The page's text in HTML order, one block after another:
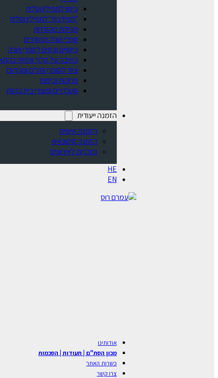
כיסוי לתפילין וטלית
"תפידנית" לתפילין וטלית
מגילות מהודרות
ספרי תורה מהודרים
כיסויים ובתים לספרי תורה
כתיבה על קלף אמיתי
ציוד לסופרי סת"ם ומגיהים
פרוכות ובימות
סטנדרים ומוצרי בית כנסת
הזמנה ייעודית
הזמנה אישית
הזמנה סיטונאית
מזכרות לאירועים
HE
EN
אודותינו
מכון הסת"ם | תעודות | הסכמות
כשרות האתר
צרו קשר